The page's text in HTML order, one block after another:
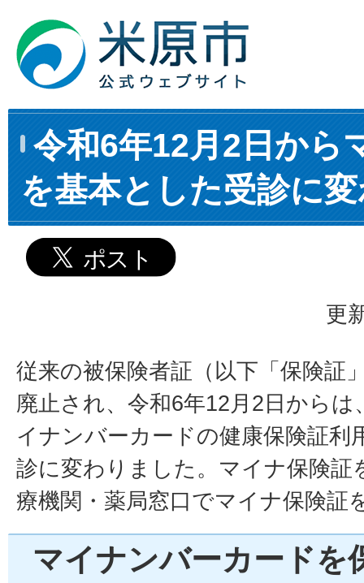
令和6年12月2日から
を基本とした受診に
更
従来の被保険者証（以下「保険証
廃止され、令和6年12月2日から
イナンバーカードの健康保険証利
診に変わりました。マイナ保険証
療機関・薬局窓口でマイナ保険証
マイナンバーカードを